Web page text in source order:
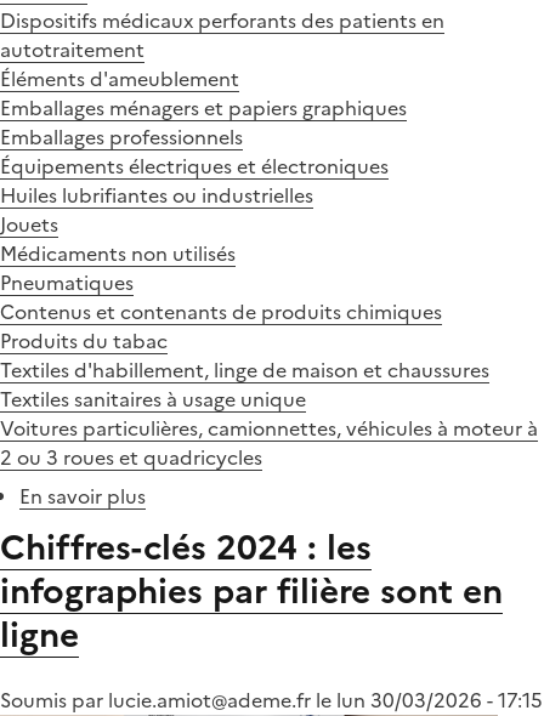
Dispositifs médicaux perforants des patients en
autotraitement
Éléments d'ameublement
Emballages ménagers et papiers graphiques
Emballages professionnels
Équipements électriques et électroniques
Huiles lubrifiantes ou industrielles
Jouets
Médicaments non utilisés
Pneumatiques
Contenus et contenants de produits chimiques
Produits du tabac
Textiles d'habillement, linge de maison et chaussures
Textiles sanitaires à usage unique
Voitures particulières, camionnettes, véhicules à moteur à
2 ou 3 roues et quadricycles
En savoir plus
de
l'arrêté
relatif
des
Chiffres-clés 2024 : les
infographies par filière sont en
ligne
Soumis par lucie.amiot@ademe.fr le lun 30/03/2026 - 17:15